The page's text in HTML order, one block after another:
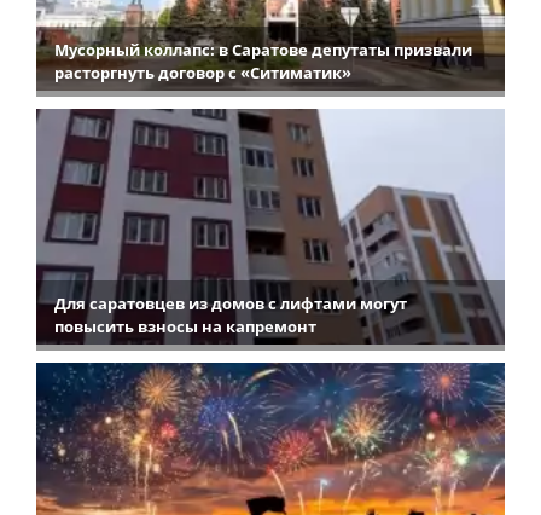
Мусорный коллапс: в Саратове депутаты призвали
расторгнуть договор с «Ситиматик»
Для саратовцев из домов с лифтами могут
повысить взносы на капремонт